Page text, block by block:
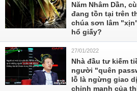
Năm Nhâm Dần,
đang tồn tại trên
chúa sơn lâm
hổ giấy?
27/01/2022
Nhà đầu tư kiếm
người "quên
lỗ là ngừng giao
chỉnh mạnh của